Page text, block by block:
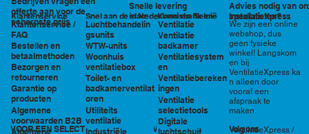
Klantenservice
Klantenservice /
FAQ
Bestellen en
betaalmethoden
Bezorgen en
retourneren
Garantie op
producten
Algemene
voorwaarden B2B
Algemene
VOOR EEN SELECTIE EN PRIJSOPGAVE STAAN
offerte aan voor de
scherpste prijs
Snelle levering
in Nederland en België
Advies nodig van
specialisten?
Snel aan de slag
Luchtbehandelin
gsunits
WTW-units
Woonhuis
ventilatiebox
Toilet- en
badkamerventilat
oren
Utiliteits
ventilatie
Industriële
Kennisbank en
tools
Ventilatie
Ventilatie
badkamer
Ventilatiesystem
en
Ventilatiebereken
ingen
Ventilatie
selectietools
Digitale
luchtschuif
We zijn een online
webshop, dus
geen fysieke
winkel! Langskom
en bij
VentilatieXpress ka
n alleen door
vooraf een
afspraak te
maken.
VentilatieXpress /
InstallatieXpress
Volg ons